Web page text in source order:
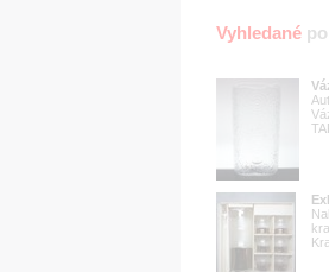
Vyhledané